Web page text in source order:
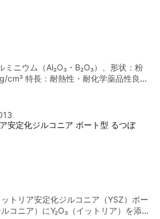
ンドCorning 1720/1723系, Schott
3.0mm 〜 150.0mm / 壁厚 0.5mm 〜
）、精密切断、フランジ加工外観無
7️⃣ 技術的注意熱衝撃: ホウケイ酸ガラ
やや高いため、急激な温度変化には
奨）。加工性: 石英ガラスに比べて成
すい反面、ソーダライムガラス等に比
、フッ素を含む薬剤との接触は避けて
ミニウム（Al₂O₃・B₂O₃）、形状：粉
cm³ 特長：耐熱性・耐化学薬品性良
縁部品、セラミック部品、粉末冶金部
湿気を避け密閉容器で保管、火気・静
防止推奨
安定化ジルコニア ボート型 るつぼ
トリア安定化ジルコニア（YSZ）ボー
コニア）にY₂O₃（イットリア）を添加